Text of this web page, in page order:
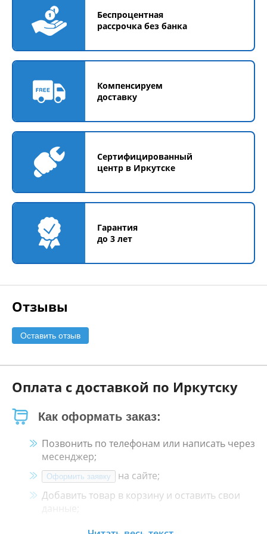
Беспроцентная
рассрочка без банка
Компенсируем
доставку
Сертифицированный
центр в Иркутске
Гарантия
до 3 лет
Отзывы
Оставить отзыв
Оплата с доставкой по Иркутску
Как оформать заказ:
Позвонить по телефонам или написать через
месенджер;
Оформить заявку
на сайте;
Добавить товар в корзину и оставить свои
данные;
Менеджер свяжется с Вами в течение 30